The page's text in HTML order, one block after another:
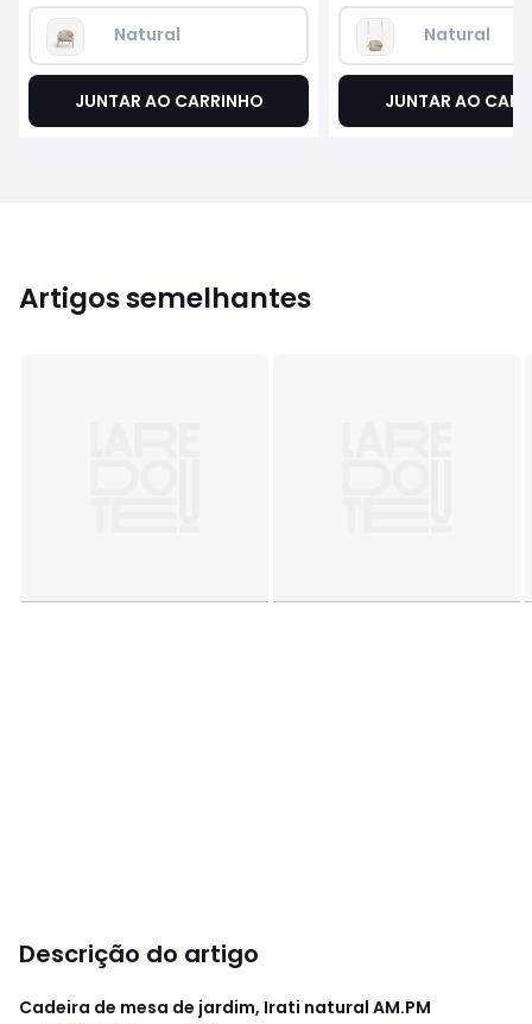
Natural
JUNTAR AO CARRINHO
Natural
JUNTAR AO
Artigos semelhantes
Descrição do artigo
Cadeira de mesa de jardim, Irati natural AM.PM